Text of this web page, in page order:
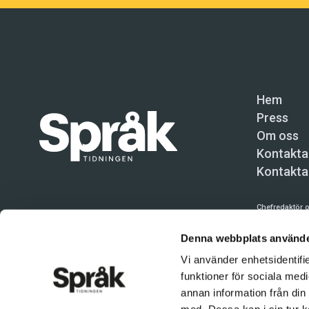
Denna webbplats
Vi använder
funktioner för sociala
annan information från
Hem
Press
Om oss
Chefredaktör
Kundtjänst
Användning
tillåten.